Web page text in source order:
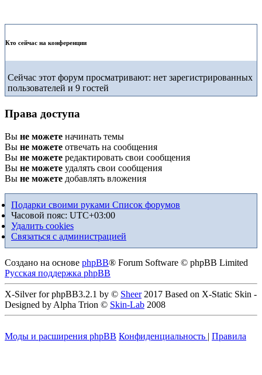
Кто сейчас на конференции
Сейчас этот форум просматривают: нет зарегистрированных
пользователей и 9 гостей
Права доступа
Вы не можете начинать темы
Вы не можете отвечать на сообщения
Вы не можете редактировать свои сообщения
Вы не можете удалять свои сообщения
Вы не можете добавлять вложения
Подарки своими руками Список форумов
Часовой пояс: UTC+03:00
Удалить cookies
Связаться с администрацией
Создано на основе phpBB® Forum Software © phpBB Limited
Русская поддержка phpBB
X-Silver for phpBB3.2.1 by © Sheer2017 Based on X-Static Skin -
Designed by Alpha Trion © Skin-Lab 2008
Моды и расширения phpBB Конфиденциальность | Правила